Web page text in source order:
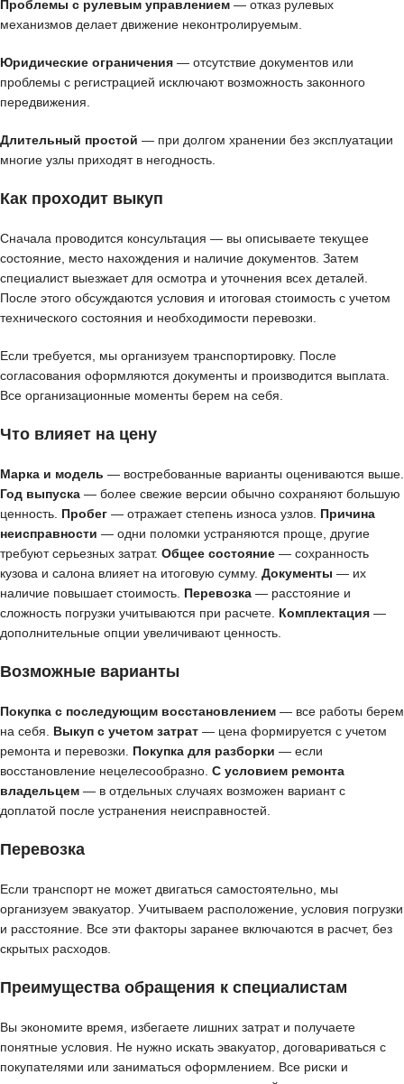
Проблемы с рулевым управлением — отказ рулевых
механизмов делает движение неконтролируемым.
Юридические ограничения — отсутствие документов или
проблемы с регистрацией исключают возможность законного
передвижения.
Длительный простой — при долгом хранении без эксплуатации
многие узлы приходят в негодность.
Как проходит выкуп
Сначала проводится консультация — вы описываете текущее
состояние, место нахождения и наличие документов. Затем
специалист выезжает для осмотра и уточнения всех деталей.
После этого обсуждаются условия и итоговая стоимость с учетом
технического состояния и необходимости перевозки.
Если требуется, мы организуем транспортировку. После
согласования оформляются документы и производится выплата.
Все организационные моменты берем на себя.
Что влияет на цену
Марка и модель — востребованные варианты оцениваются выше.
Год выпуска — более свежие версии обычно сохраняют большую
ценность. Пробег — отражает степень износа узлов. Причина
неисправности — одни поломки устраняются проще, другие
требуют серьезных затрат. Общее состояние — сохранность
кузова и салона влияет на итоговую сумму. Документы — их
наличие повышает стоимость. Перевозка — расстояние и
сложность погрузки учитываются при расчете. Комплектация —
дополнительные опции увеличивают ценность.
Возможные варианты
Покупка с последующим восстановлением — все работы берем
на себя. Выкуп с учетом затрат — цена формируется с учетом
ремонта и перевозки. Покупка для разборки — если
восстановление нецелесообразно. С условием ремонта
владельцем — в отдельных случаях возможен вариант с
доплатой после устранения неисправностей.
Перевозка
Если транспорт не может двигаться самостоятельно, мы
организуем эвакуатор. Учитываем расположение, условия погрузки
и расстояние. Все эти факторы заранее включаются в расчет, без
скрытых расходов.
Преимущества обращения к специалистам
Вы экономите время, избегаете лишних затрат и получаете
понятные условия. Не нужно искать эвакуатор, договариваться с
покупателями или заниматься оформлением. Все риски и